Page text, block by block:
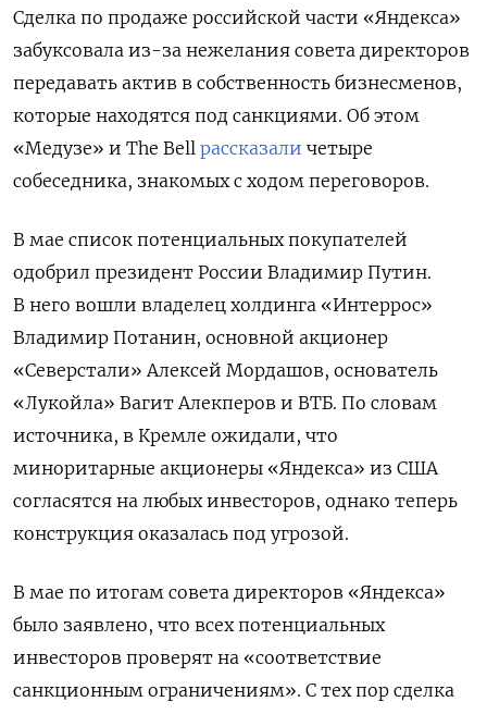
Сделка по продаже российской части «Яндекса»
забуксовала из-за нежелания совета директоров
передавать актив в собственность бизнесменов,
которые находятся под санкциями. Об этом
«Медузе» и The Bell рассказали четыре
собеседника, знакомых с ходом переговоров.
В мае список потенциальных покупателей
одобрил президент России Владимир Путин.
В него вошли владелец холдинга «Интеррос»
Владимир Потанин, основной акционер
«Северстали» Алексей Мордашов, основатель
«Лукойла» Вагит Алекперов и ВТБ. По словам
источника, в Кремле ожидали, что
миноритарные акционеры «Яндекса» из США
согласятся на любых инвесторов, однако теперь
конструкция оказалась под угрозой.
В мае по итогам совета директоров «Яндекса»
было заявлено, что всех потенциальных
инвесторов проверят на «соответствие
санкционным ограничениям». С тех пор сделка